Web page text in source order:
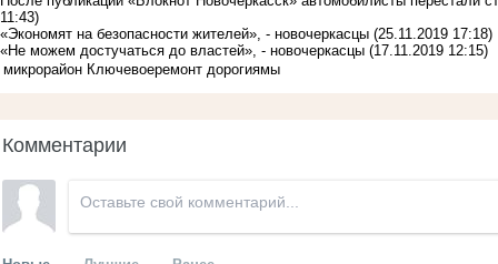
11:43)
«Экономят на безопасности жителей», - новочеркасцы (25.11.2019 17:18)
«Не можем достучаться до властей», - новочеркасцы (17.11.2019 12:15)
микрорайон Ключевоеремонт дорогиямы
Комментарии